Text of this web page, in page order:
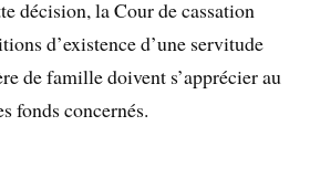
décision, la Cour de cassation
d’existence d’une servitude
de famille doivent s’apprécier au
fonds concernés.